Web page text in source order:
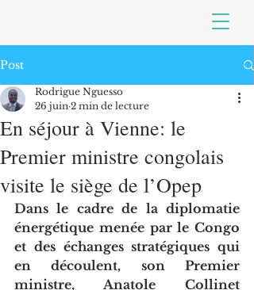
Post
En séjour à Vienne: le
Premier ministre congolais
visite le siège de l’Opep
Rodrigue Nguesso
26 juin 2 min de lecture
Dans le cadre de la diplomatie
énergétique menée par le Congo
et des échanges stratégiques qui
en découlent, son Premier
ministre, Anatole Collinet